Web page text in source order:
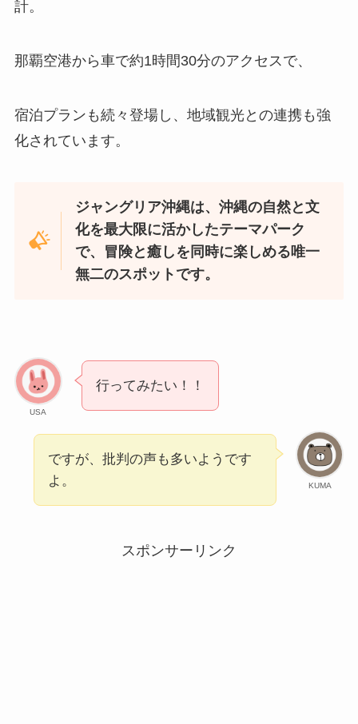
計。
那覇空港から車で約1時間30分のアクセスで、
宿泊プランも続々登場し、地域観光との連携も強
化されています。
ジャングリア沖縄は、沖縄の自然と文
化を最大限に活かしたテーマパーク
で、冒険と癒しを同時に楽しめる唯一
無二のスポットです。
USA
行ってみたい！！
KUMA
ですが、批判の声も多いようです
よ。
スポンサーリンク